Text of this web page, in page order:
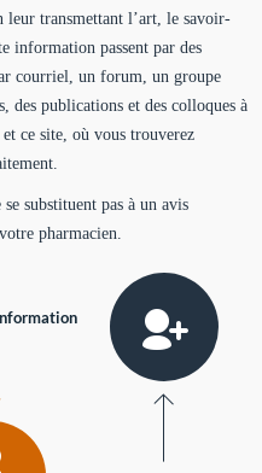
leur transmettant l’art, le savoir-
information passent par des
courriel, un forum, un groupe
des publications et des colloques à
ce site, où vous trouverez
substituent pas à un avis
pharmacien.